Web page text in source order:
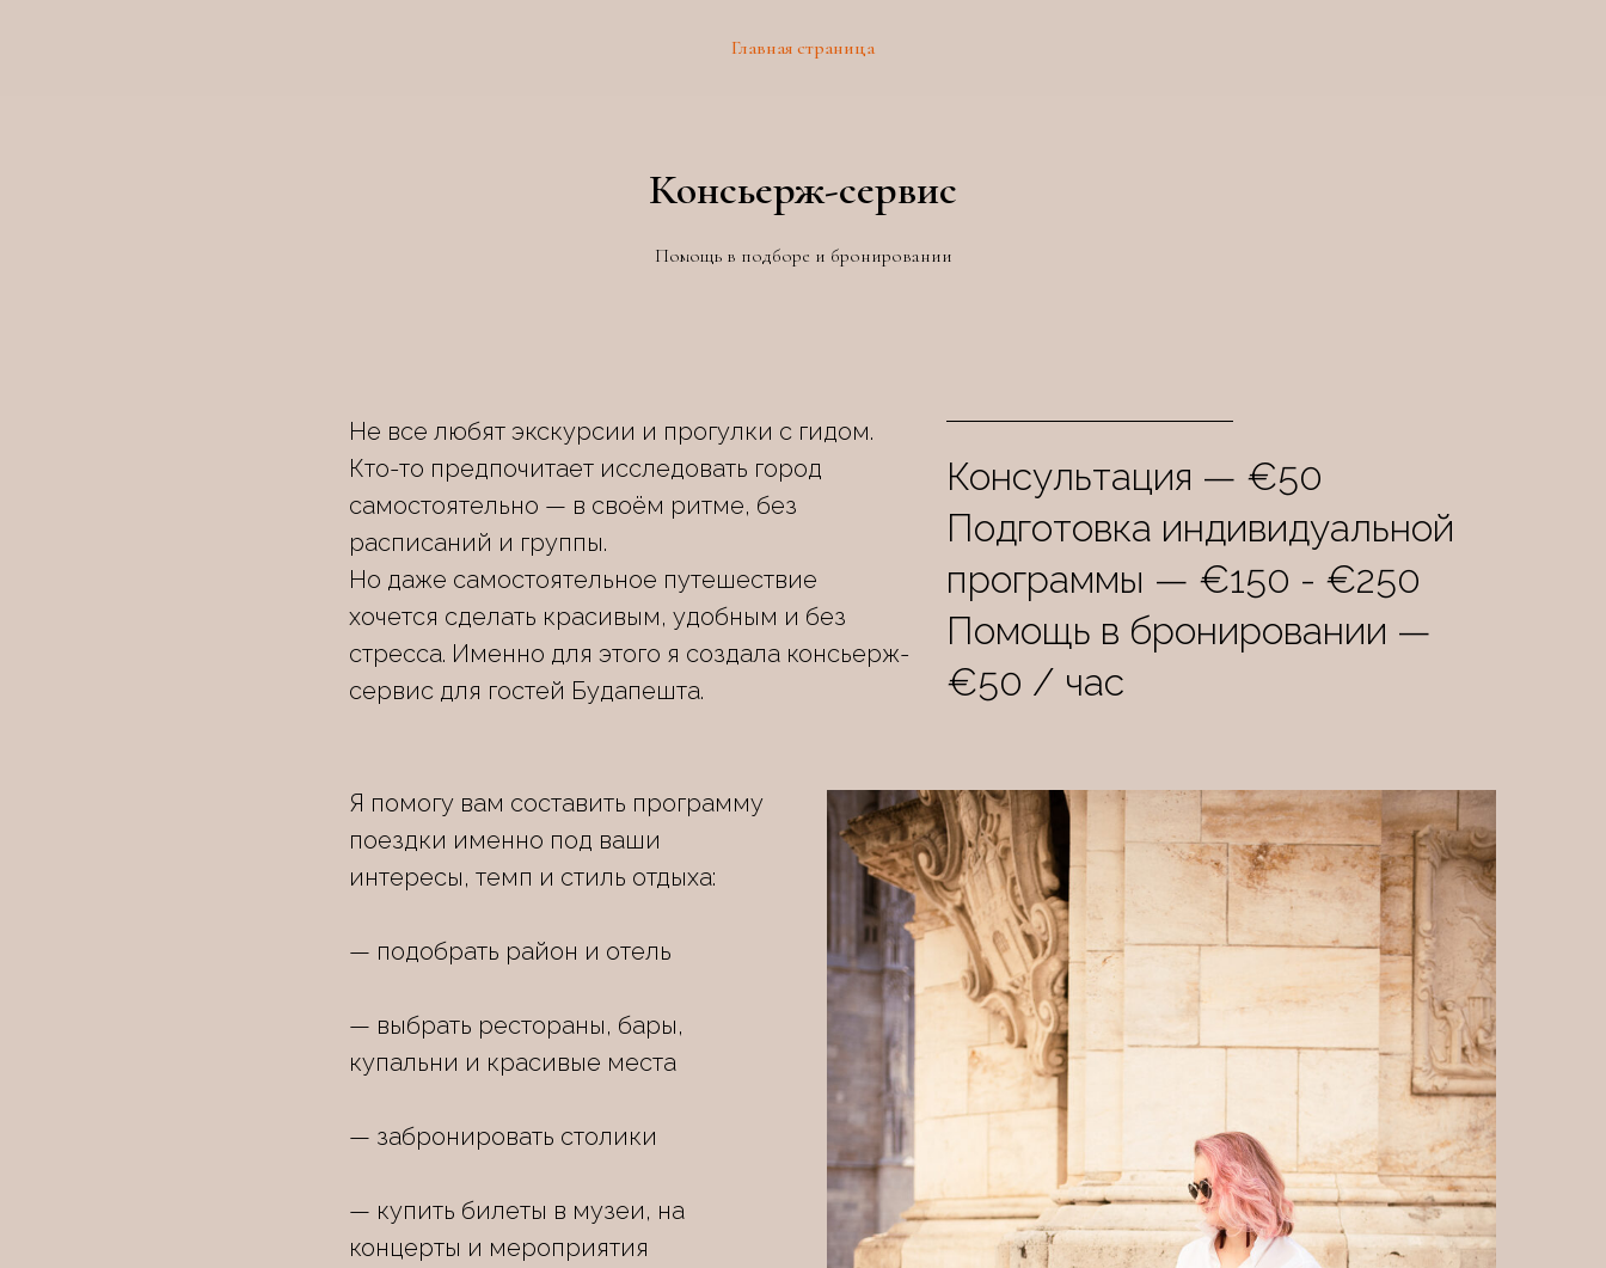
Главная страница
Консьерж-сервис
Помощь в подборе и бронировании
Консультация — €50
Подготовка индивидуальной
программы — €150 - €250
Помощь в бронировании —
€50 / час
Не все любят экскурсии и прогулки с гидом.
Кто-то предпочитает исследовать город
самостоятельно — в своём ритме, без
расписаний и группы.
Но даже самостоятельное путешествие
хочется сделать красивым, удобным и без
стресса. Именно для этого я создала консьерж-
сервис для гостей Будапешта.
Я помогу вам составить программу
поездки именно под ваши
интересы, темп и стиль отдыха:
— подобрать район и отель
— выбрать рестораны, бары,
купальни и красивые места
— забронировать столики
— купить билеты в музеи, на
концерты и мероприятия